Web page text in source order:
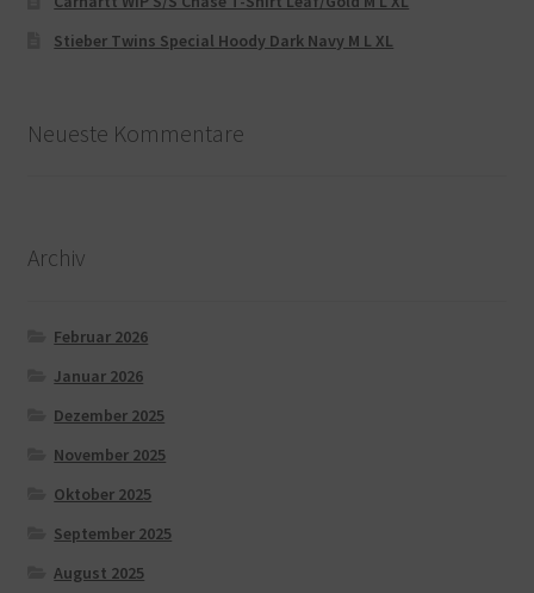
Stieber Twins Special Hoody Dark Navy M L XL
Neueste Kommentare
Archiv
Februar 2026
Januar 2026
Dezember 2025
November 2025
Oktober 2025
September 2025
August 2025